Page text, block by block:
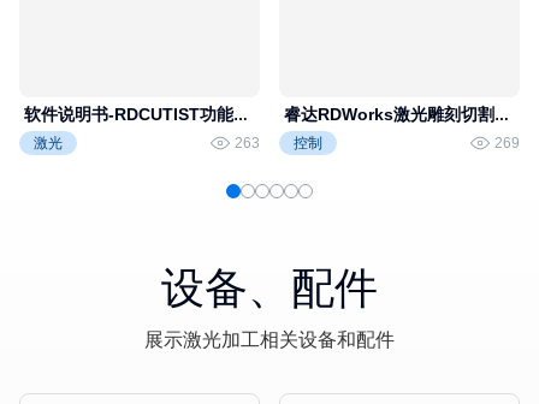
软件说明书-RDCUTIST功能使
用说明
激光 263
睿达RDWorks激光雕刻切割软
件说明书
控制 269
设备、配件
展示激光加工相关设备和配件